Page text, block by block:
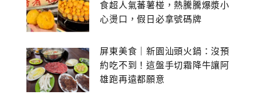
食超人氣蕃薯椪，熱騰騰爆漿小
心燙口，假日必拿號碼牌
屏東美食｜新園汕頭火鍋：沒預
約吃不到！這盤手切霜降牛讓阿
雄跑再遠都願意